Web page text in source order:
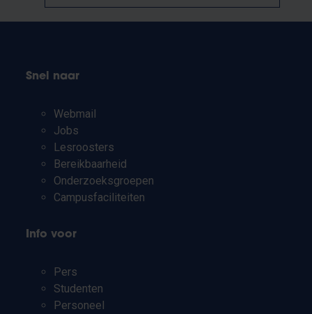
Snel naar
Webmail
Jobs
Lesroosters
Bereikbaarheid
Onderzoeksgroepen
Campusfaciliteiten
Info voor
Pers
Studenten
Personeel